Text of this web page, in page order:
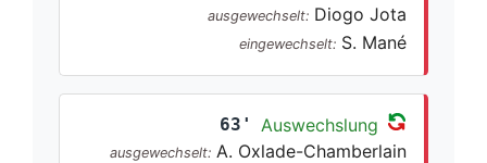
ausgewechselt: Diogo Jota
eingewechselt: S. Mané
63' Auswechslung
ausgewechselt: A. Oxlade-Chamberlain